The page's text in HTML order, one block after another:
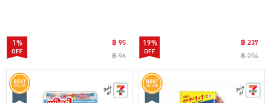
1%
฿ 95
฿ 96
19%
฿ 237
฿ 294